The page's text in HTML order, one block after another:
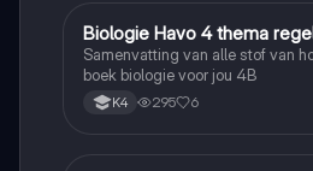
Biologie
Biologie Havo 4 thema
Samenvatting van alle stof van
boek biologie voor jou 4B
K4 295 6